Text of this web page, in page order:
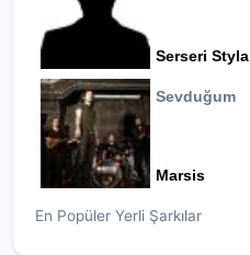
Serseri Styla
Sevduğum
Marsis
En Popüler Yerli Şarkılar